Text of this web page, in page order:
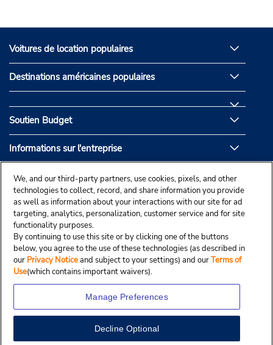
Voitures de location populaires
Destinations américaines populaires
Soutien Budget
Informations sur l'entreprise
Partenaires de Budget
We, and our third-party partners, use cookies, pixels, and other
technologies to collect, record, and share information you provide
as well as information about your interactions with our site for ad
targeting, analytics, personalization, customer service and for site
functionality purposes.
By continuing to use this site or by clicking one of the buttons
below, you agree to the use of these technologies (as described in
our Privacy Noticeand subject to your settings) and ourTerms of
Use(which contains important waivers).
Manage Preferences
Decline Optional